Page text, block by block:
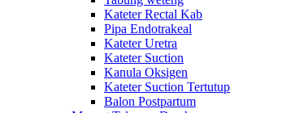
Kateter Rectal Kab
Pipa Endotrakeal
Kateter Uretra
Kateter Suction
Kanula Oksigen
Kateter Suction Tertutup
Balon Postpartum